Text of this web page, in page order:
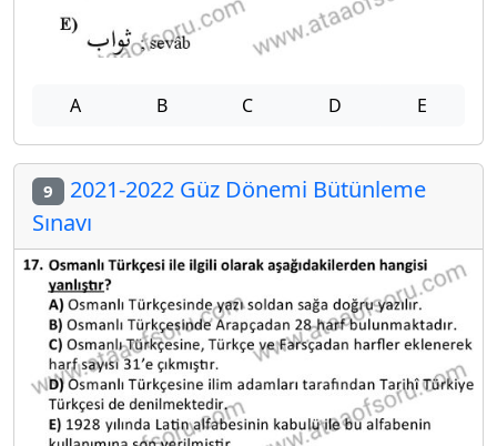
A B C D E
9 2021-2022 Güz Dönemi Bütünleme
Sınavı